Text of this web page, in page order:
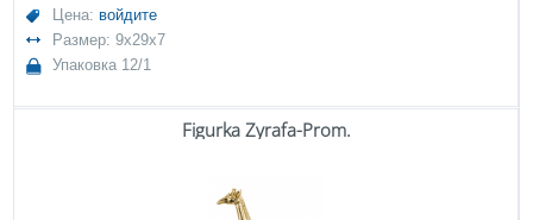
Цена: войдите
Размер: 9x29x7
Упаковка 12/1
Figurka Żyrafa-Prom.